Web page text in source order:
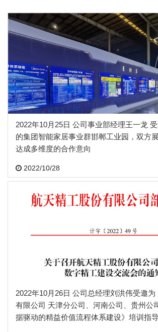
2022年10月25日 公司事业部经理王一龙
的集团智能家居事业群邯郸工业园，双方
达成多维度的合作意向
2022/10/28
2022年10月26日 公司总经理刘洪伟受邀
有限公司 天津分公司、河南公司、贵州公
据驱动的精益价值流程体系建设》培训指导